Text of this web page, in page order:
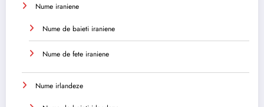
Nume iraniene
Nume de baieti iraniene
Nume de fete iraniene
Nume irlandeze